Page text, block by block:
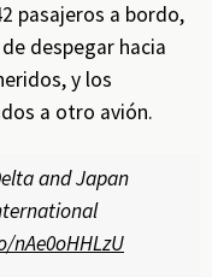
pasajeros a bordo,
despegar hacia
y los
a otro avión.
and Japan